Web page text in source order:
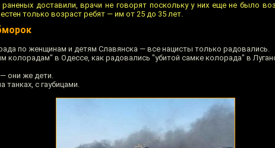
раненых доставили, врачи не говорят поскольку у них еще не было
только возраст ребят — им от 25 до 35 лет.
по женщинам и детям Славянска — все нацисты только радовались.
колорадам" в Одессе, как радовались "убитой самке колорада" в
они же дети.
танках, с гаубицами.